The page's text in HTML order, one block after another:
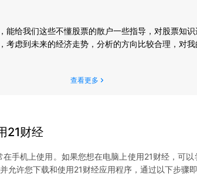
能给我们这些不懂股票的散户一些指导，对股票知
考虑到未来的经济走势，分析的方向比较合理，对我
查看更多
21财经
手机上使用。如果您想在电脑上使用21财经 ，可
允许您下载和使用21财经应用程序，通过以下步骤